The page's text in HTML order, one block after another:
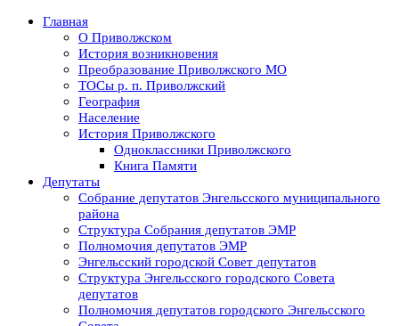
Главная
О Приволжском
История возникновения
Преобразование Приволжского МО
ТОСы р. п. Приволжский
География
Население
История Приволжского
Одноклассники Приволжского
Книга Памяти
Депутаты
Собрание депутатов Энгельсского муниципального
района
Структура Собрания депутатов ЭМР
Полномочия депутатов ЭМР
Энгельсский городской Совет депутатов
Структура Энгельсского городского Совета
депутатов
Полномочия депутатов городского Энгельсского